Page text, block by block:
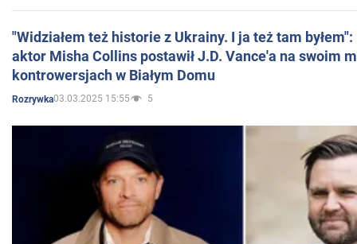
"Widziałem też historie z Ukrainy. I ja też tam
aktor Misha Collins postawił J.D. Vance'a na swoim
kontrowersjach w Białym Domu
Rozrywka03.03.2025 15:55 5